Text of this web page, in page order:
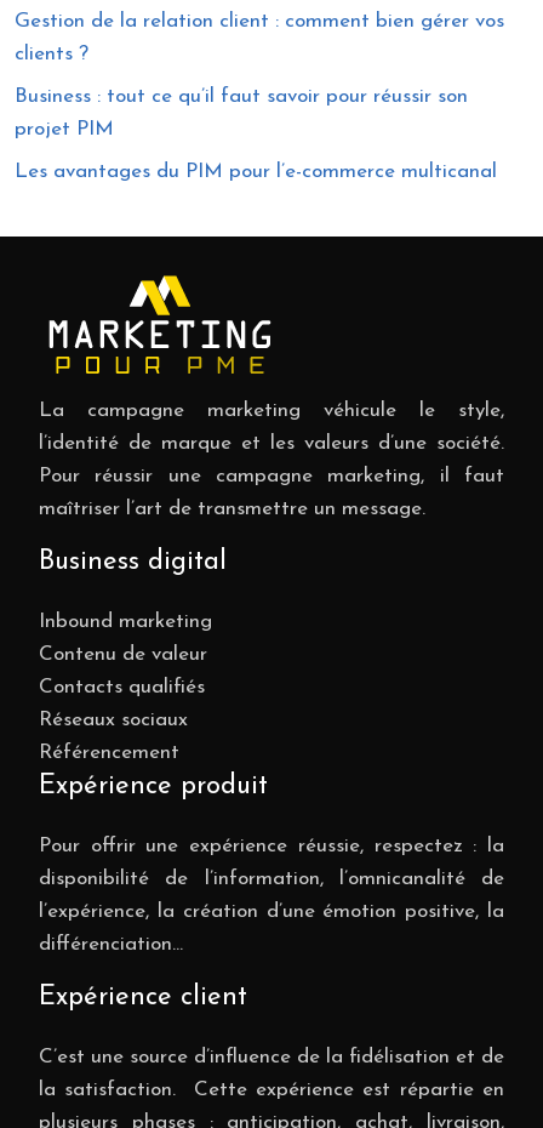
Gestion de la relation client : comment bien gérer vos
clients ?
Business : tout ce qu’il faut savoir pour réussir son
projet PIM
Les avantages du PIM pour l’e-commerce multicanal
La campagne marketing véhicule le style,
l’identité de marque et les valeurs d’une société.
Pour réussir une campagne marketing, il faut
maîtriser l’art de transmettre un message.
Business digital
Inbound marketing
Contenu de valeur
Contacts qualifiés
Réseaux sociaux
Référencement
Expérience produit
Pour offrir une expérience réussie, respectez : la
disponibilité de l’information, l’omnicanalité de
l’expérience, la création d’une émotion positive, la
différenciation…
Expérience client
C’est une source d’influence de la fidélisation et de
la satisfaction. Cette expérience est répartie en
plusieurs phases : anticipation, achat, livraison,